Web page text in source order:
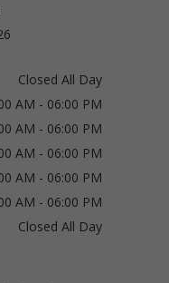
Closed All Day
AM - 06:00 PM
AM - 06:00 PM
AM - 06:00 PM
AM - 06:00 PM
AM - 06:00 PM
Closed All Day